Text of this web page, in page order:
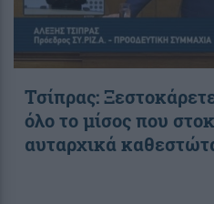
Τσίπρας:
όλο το μίσος που
αυταρχικά